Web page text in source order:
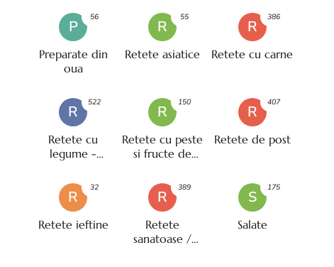
P
Preparate din
oua
56
R
Retete asiatice
55
R
Retete cu carne
386
R
Retete cu
legume -
522
R
Retete cu peste
si fructe de
150
R
Retete de post
407
R
Retete ieftine
32
R
Retete
sanatoase /
389
S
Salate
175